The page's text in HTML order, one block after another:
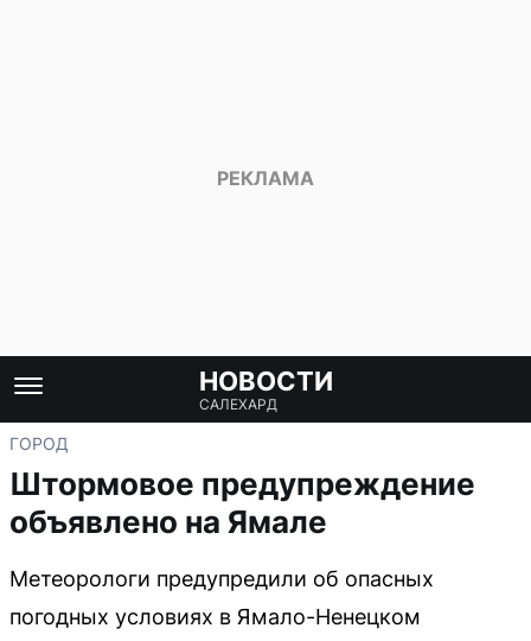
НОВОСТИ
САЛЕХАРД
ГОРОД
Штормовое предупреждение
объявлено на Ямале
Метеорологи предупредили об опасных
погодных условиях в Ямало-Ненецком